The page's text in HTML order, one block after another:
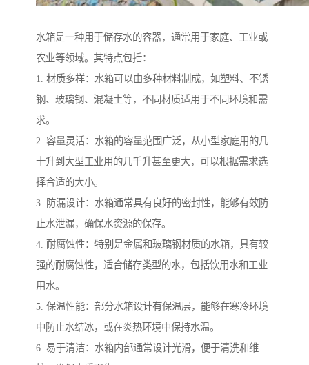
水箱是一种用于储存水的容器，通常用于家庭、工业或
农业等领域。其特点包括：
1. 材质多样：水箱可以由多种材料制成，如塑料、不锈
钢、玻璃钢、混凝土等，不同材质适用于不同环境和需
求。
2. 容量灵活：水箱的容量范围广泛，从小型家庭用的几
十升到大型工业用的几千升甚至更大，可以根据需求选
择合适的大小。
3. 防漏设计：水箱通常具有良好的密封性，能够有效防
止水泄漏，确保水资源的保存。
4. 耐腐蚀性：特别是金属和玻璃钢材质的水箱，具有较
强的耐腐蚀性，适合储存类型的水，包括饮用水和工业
用水。
5. 保温性能：部分水箱设计有保温层，能够在寒冷环境
中防止水结冰，或在炎热环境中保持水温。
6. 易于清洁：水箱内部通常设计光滑，便于清洗和维